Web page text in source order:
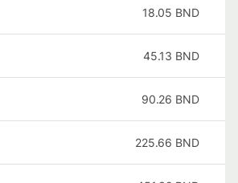
18.05 BND
45.13 BND
90.26 BND
225.66 BND